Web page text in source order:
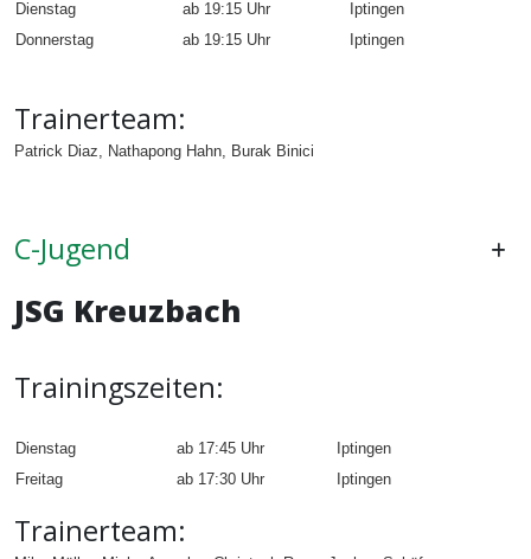
Dienstag ab 19:15 Uhr
Iptingen
Donnerstag
ab 19:15 Uhr Iptingen
Trainerteam:
Patrick Diaz, Nathapong Hahn, Burak Binici
C-Jugend
JSG Kreuzbach
Trainingszeiten:
Dienstag ab 17:45 Uhr
Iptingen
Freitag
ab 17:30 Uhr Iptingen
Trainerteam: